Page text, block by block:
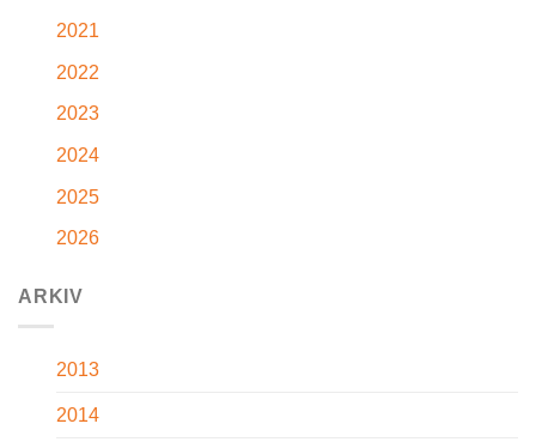
2021
2022
2023
2024
2025
2026
ARKIV
2013
2014